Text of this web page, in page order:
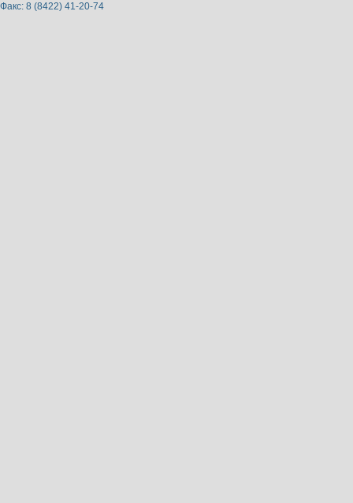
Факс: 8 (8422) 41-20-74